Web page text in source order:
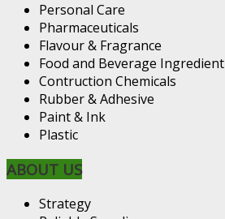
Personal Care
Pharmaceuticals
Flavour & Fragrance
Food and Beverage Ingredient
Contruction Chemicals
Rubber & Adhesive
Paint & Ink
Plastic
ABOUT US
Strategy